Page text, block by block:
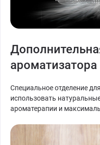
ароматизатора
Специальное отделение
использовать
ароматерапии и